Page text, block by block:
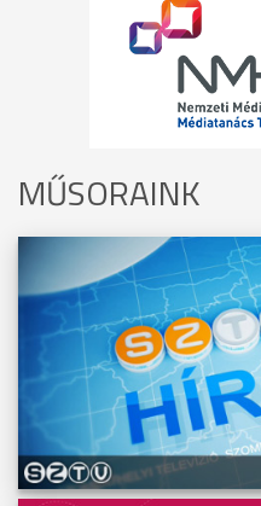
MŰSORAINK